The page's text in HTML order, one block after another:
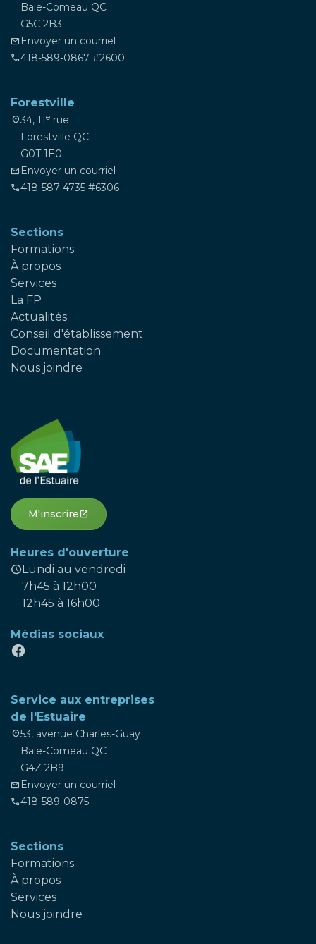
Baie-Comeau QC
G5C 2B3
mail Envoyer un courriel
phone418-589-0867 #2600
Forestville
location_on34, 11 e rue
Forestville QC
G0T 1E0
mail Envoyer un courriel
phone418-587-4735 #6306
Sections
Formations
À propos
Services
La FP
Actualités
Conseil d'établissement
Documentation
Nous joindre
M'inscrireopen_in_new
Heures d'ouverture
scheduleLundi au vendredi
7h45 à 12h00
12h45 à 16h00
Médias sociaux
Service aux entreprises
de l'Estuaire
location_on53, avenue Charles-Guay
Baie-Comeau QC
G4Z 2B9
mail Envoyer un courriel
phone418-589-0875
Sections
Formations
À propos
Services
Nous joindre